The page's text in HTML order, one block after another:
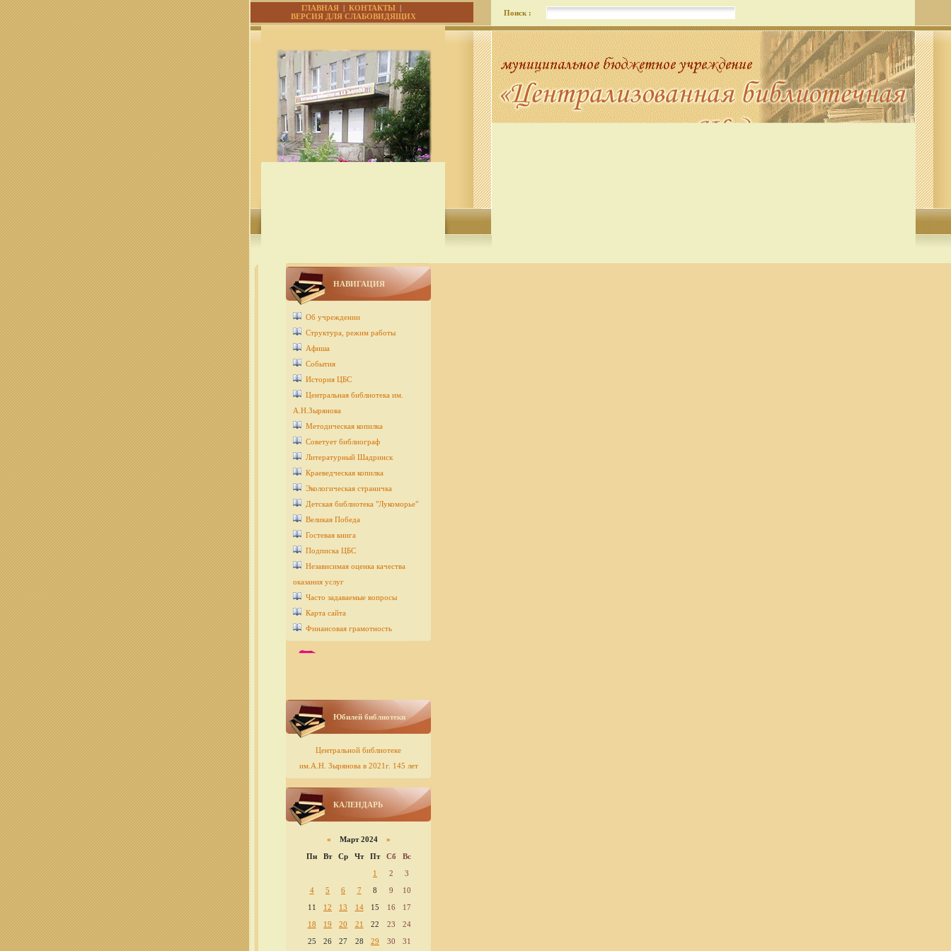
ГЛАВНАЯ| КОНТАКТЫ |
ВЕРСИЯ ДЛЯ СЛАБОВИДЯЩИХ
Поиск :
НАВИГАЦИЯ
Об учреждении
Структура, режим работы
Афиша
События
История ЦБС
Центральная библиотека им.
А.Н.Зырянова
Методическая копилка
Советует библиограф
Литературный Шадринск
Краеведческая копилка
Экологическая страничка
Детcкая библиотека "Лукоморье"
Великая Победа
Гостевая книга
Подписка ЦБС
Независимая оценка качества
оказания услуг
Часто задаваемые вопросы
Карта сайта
Финансовая грамотность
Юбилей библиотеки
Центральной библиотеке
им.А.Н. Зырянова в 2021г. 145 лет
КАЛЕНДАРЬ
« Март 2024 »
Пн
Вт Ср Чт Пт Сб
Вс
1
2
3
4
5 6 7 8 9
10
11
12 13 14 15 16
17
18
19 20 21 22 23
24
25
26 27 28 29 30 31